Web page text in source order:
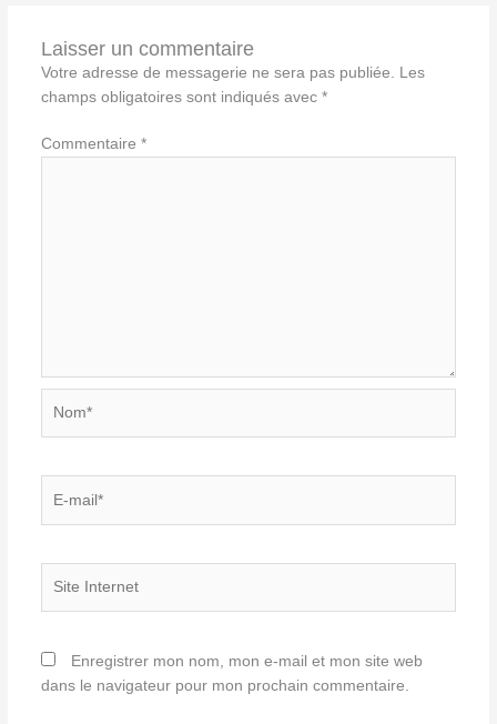
Laisser un commentaire
Votre adresse de messagerie ne sera pas publiée.
Les
champs obligatoires sont indiqués avec *
Commentaire *
mail*
Enregistrer mon nom, mon e-mail et mon site web
dans le navigateur pour mon prochain commentaire.